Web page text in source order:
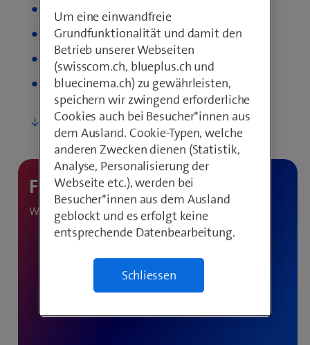
Data Lake Service
Geschäftsprozess-Automatisierung
Power Platform
ICIM-Dokument & Content Management
Wir beraten Sie gerne.
Um eine einwandfreie
Grundfunktionalität und damit den
Betrieb unserer Webseiten
(swisscom.ch, blueplus.ch und
bluecinema.ch) zu gewährleisten,
speichern wir zwingend erforderliche
Cookies auch bei Besucher*innen aus
dem Ausland. Cookie-Typen, welche
anderen Zwecken dienen (Statistik,
Analyse, Personalisierung der
Webseite etc.), werden bei
Besucher*innen aus dem Ausland
geblockt und es erfolgt keine
entsprechende Datenbearbeitung.
Schliessen